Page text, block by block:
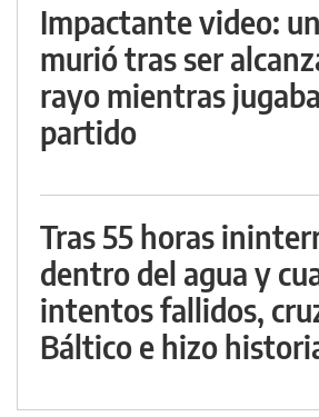
Impactante video:
murió tras ser
rayo mientras
partido
Tras 55 horas
dentro del agua y
intentos fallidos,
Báltico e hizo